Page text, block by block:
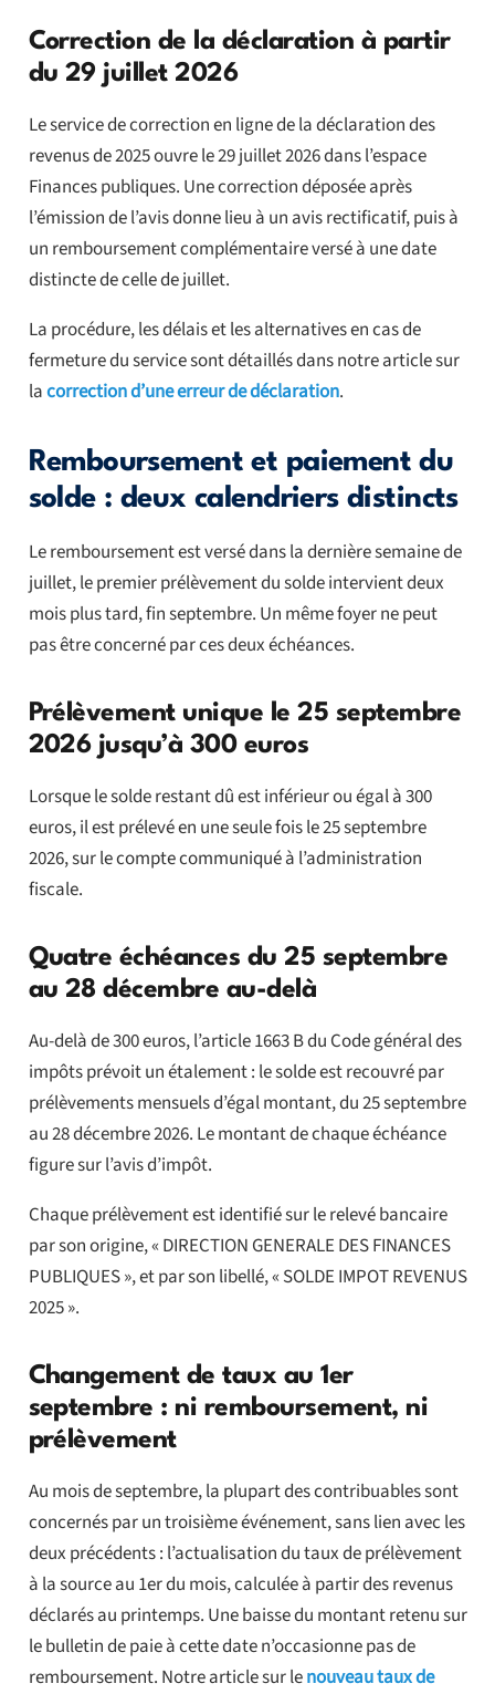
Correction de la déclaration à partir
du 29 juillet 2026
Le service de correction en ligne de la déclaration des
revenus de 2025 ouvre le 29 juillet 2026 dans l’espace
Finances publiques. Une correction déposée après
l’émission de l’avis donne lieu à un avis rectificatif, puis à
un remboursement complémentaire versé à une date
distincte de celle de juillet.
La procédure, les délais et les alternatives en cas de
fermeture du service sont détaillés dans notre article sur
lacorrection d’une erreur de déclaration.
Remboursement et paiement du
solde : deux calendriers distincts
Le remboursement est versé dans la dernière semaine de
juillet, le premier prélèvement du solde intervient deux
mois plus tard, fin septembre. Un même foyer ne peut
pas être concerné par ces deux échéances.
Prélèvement unique le 25 septembre
2026 jusqu’à 300 euros
Lorsque le solde restant dû est inférieur ou égal à 300
euros, il est prélevé en une seule fois le 25 septembre
2026, sur le compte communiqué à l’administration
fiscale.
Quatre échéances du 25 septembre
au 28 décembre au-delà
Au-delà de 300 euros, l’article 1663 B du Code général des
impôts prévoit un étalement : le solde est recouvré par
prélèvements mensuels d’égal montant, du 25 septembre
au 28 décembre 2026. Le montant de chaque échéance
figure sur l’avis d’impôt.
Chaque prélèvement est identifié sur le relevé bancaire
par son origine, « DIRECTION GENERALE DES FINANCES
PUBLIQUES », et par son libellé, « SOLDE IMPOT REVENUS
2025 ».
Changement de taux au 1er
septembre : ni remboursement, ni
prélèvement
Au mois de septembre, la plupart des contribuables sont
concernés par un troisième événement, sans lien avec les
deux précédents : l’actualisation du taux de prélèvement
à la source au 1er du mois, calculée à partir des revenus
déclarés au printemps. Une baisse du montant retenu sur
le bulletin de paie à cette date n’occasionne pas de
remboursement. Notre article sur lenouveau taux de